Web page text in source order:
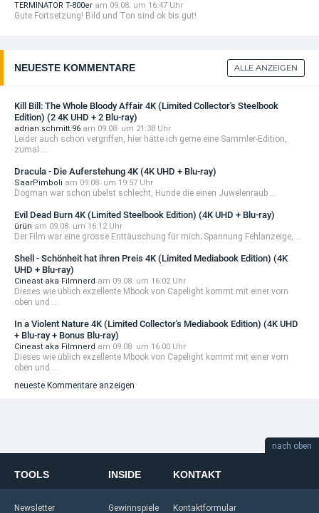
TERMINATOR T-800er am 09.08. um 16:47 Uhr
Gute Fortsetzung! Bild und Ton sind ok bis gut!
NEUESTE KOMMENTARE ALLE ANZEIGEN
Kill Bill: The Whole Bloody Affair 4K (Limited Collector's Steelbook
Edition) (2 4K UHD + 2 Blu-ray)
adrian.schmitt.96 am 09.08. um 21:38 Uhr
Leider auch schon vergriffen, hier hätte ich gerne eine Sammler-Edition,
zumal ...
Dracula - Die Auferstehung 4K (4K UHD + Blu-ray)
SaarPimboli am 09.08. um 19:57 Uhr
Dogman war schon übelst schlecht, Hunde die einen Juwelenraub ...
Evil Dead Burn 4K (Limited Steelbook Edition) (4K UHD + Blu-ray)
ürün am 09.08. um 16:12 Uhr
Der Film war eine grosse Enttäuschung für mich; Spannung Fehlanzeige, ...
Shell - Schönheit hat ihren Preis 4K (Limited Mediabook Edition) (4K
UHD + Blu-ray)
Cineast aka Filmnerd am 09.08. um 16:02 Uhr
Dieses wie üblich exzellente Mbook von Capelight kommt mit einer vorn
oben und ...
In a Violent Nature 4K (Limited Collector's Mediabook Edition) (4K UHD
+ Blu-ray + Bonus Blu-ray)
Cineast aka Filmnerd am 09.08. um 16:00 Uhr
Dieses wie üblich exzellente Mbook von Capelight kommt mit einer vorn
oben und ...
neueste Kommentare anzeigen
nach oben
TOOLS
Newsletter
INSIDE
Gewinnspiele
KONTAKT
Kontaktformular